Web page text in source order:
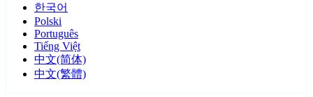
한국어
Polski
Português
Tiếng Việt
中文(简体)
中文(繁體)